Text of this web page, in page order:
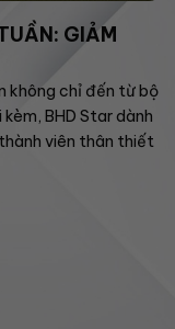
GIẢM
không chỉ đến từ bộ
BHD Star dành
viên thân thiết